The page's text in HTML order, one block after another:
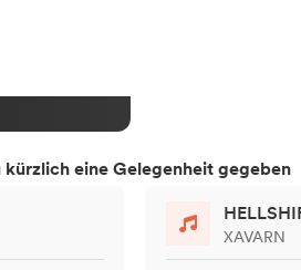
kürzlich eine Gelegenheit gegeben
XAVARN